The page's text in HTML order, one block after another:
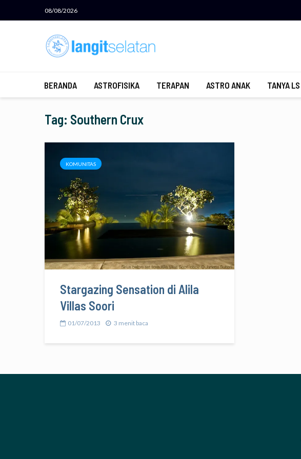
08/08/2026
BERANDA ASTROFISIKA TERAPAN ASTRO ANAK TANYA LS
Tag: Southern Crux
KOMUNITAS
Stargazing Sensation di Alila
Villas Soori
01/07/2013 3 menit baca